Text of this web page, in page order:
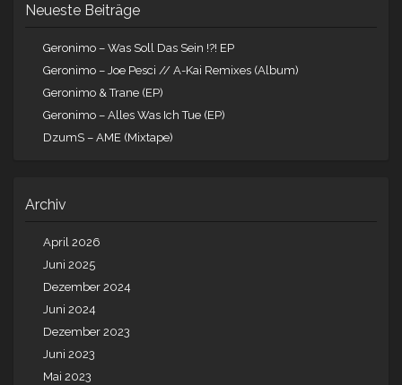
Neueste Beiträge
Geronimo – Was Soll Das Sein !?! EP
Geronimo – Joe Pesci // A-Kai Remixes (Album)
Geronimo & Trane (EP)
Geronimo – Alles Was Ich Tue (EP)
DzumS – AME (Mixtape)
Archiv
April 2026
Juni 2025
Dezember 2024
Juni 2024
Dezember 2023
Juni 2023
Mai 2023